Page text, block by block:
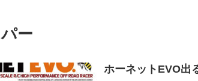
ー
ホーネットEVO出